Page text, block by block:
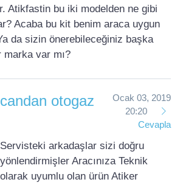
Atikfastin bu iki modelden ne gibi
Acaba bu kit benim araca uygun
da sizin önerebileceğiniz başka
marka var mı?
candan otogaz
Ocak 03, 2019
20:20
Cevapla
Servisteki arkadaşlar sizi doğru
yönlendirmişler Aracınıza Teknik
olarak uyumlu olan ürün Atiker